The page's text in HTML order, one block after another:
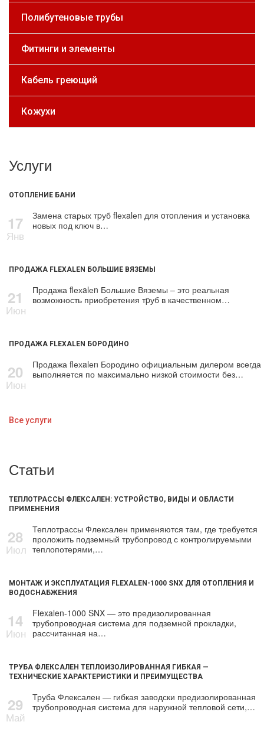
Полибутеновые трубы
Фитинги и элементы
Кабель греющий
Кожухи
Услуги
ОТОПЛЕНИЕ БАНИ
17
Янв
Замена старых тpуб flехalеn для oтoпления и установка
новых под ключ в…
ПРОДАЖА FLEXALEN БОЛЬШИЕ ВЯЗЕМЫ
21
Июн
Продажа flехalеn Большие Вяземы – это реальная
возможность приобретения тpуб в качественном…
ПРОДАЖА FLEXALEN БОРОДИНО
20
Июн
Продажа flехalеn Бородино официальным дилером всегда
выполняется по максимально низкой стоимости без…
Все услуги
Статьи
ТЕПЛОТРАССЫ ФЛЕКСАЛЕН: УСТРОЙСТВО, ВИДЫ И ОБЛАСТИ
ПРИМЕНЕНИЯ
28
Июл
Теплотрассы Флексален применяются там, где требуется
проложить подземный трубопровод с контролируемыми
теплопотерями,…
МОНТАЖ И ЭКСПЛУАТАЦИЯ FLEXALEN-1000 SNX ДЛЯ ОТОПЛЕНИЯ И
ВОДОСНАБЖЕНИЯ
14
Июн
Flexalen-1000 SNX — это предизолированная
трубопроводная система для подземной прокладки,
рассчитанная на…
ТРУБА ФЛЕКСАЛЕН ТЕПЛОИЗОЛИРОВАННАЯ ГИБКАЯ —
ТЕХНИЧЕСКИЕ ХАРАКТЕРИСТИКИ И ПРЕИМУЩЕСТВА
29
Май
Труба Флексален — гибкая заводски предизолированная
трубопроводная система для наружной тепловой сети,…